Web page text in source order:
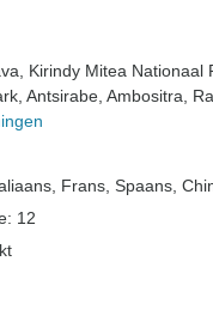
, Kirindy Mitea Nationaal
, Antsirabe , Ambositra ,
Frans, Spaans,
12